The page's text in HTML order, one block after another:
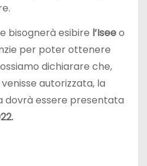
bisognerà esibire l’Iseeo
per poter ottenere
dichiarare che,
autorizzata, la
dovrà essere presentata